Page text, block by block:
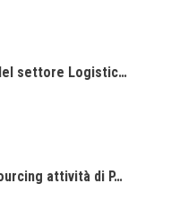
settore Logistic…
attività di P…